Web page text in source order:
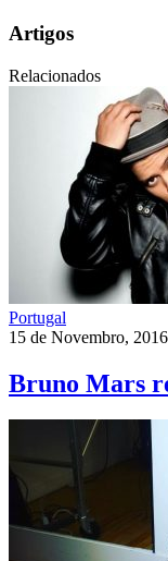
Artigos
Relacionados
Portugal
15 de Novembro, 2016
Bruno Mars